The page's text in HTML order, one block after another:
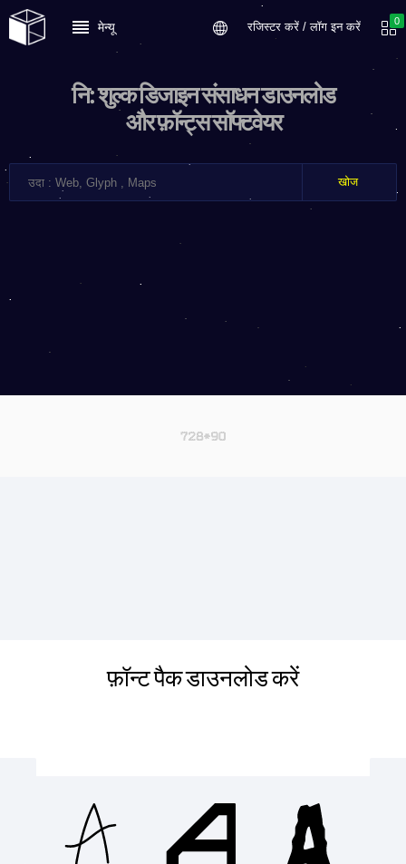
मेन्यू 0
रजिस्टर करें / लॉग इन करें
नि: शुल्क डिजाइन संसाधन डाउनलोड
और फ़ॉन्ट्स सॉफ्टवेयर
खोज
फ़ॉन्ट पैक डाउनलोड करें